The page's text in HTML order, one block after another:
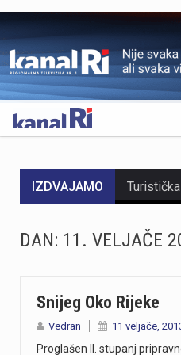
IZDVAJAMO
https://
DAN: 11. VELJAČE
Snijeg Oko Rijeke
Vedran 11 veljače,
Proglašen II. stupanj